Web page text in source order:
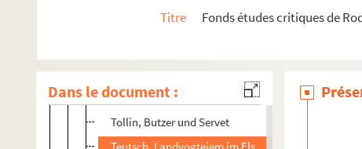
Titre
Fonds études critiques de
Dans le document :
Schmollen, Strassb. Tuckerzunft
Wiegand, Strassb. Urkundenbuch, I.
Stieve, Bayerne Politik (1597-1601), I.
Tollin, Butzer und Servet